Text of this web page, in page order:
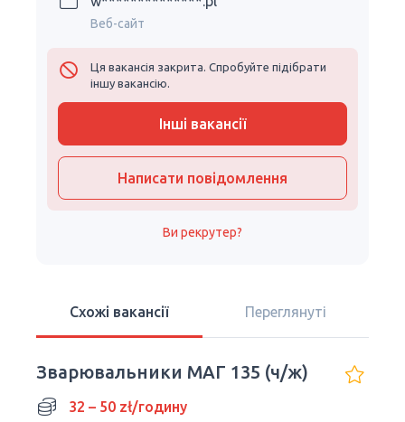
Веб-сайт
Ця вакансія закрита. Спробуйте підібрати
іншу вакансію.
Інші вакансії
Написати повідомлення
Ви рекрутер?
Схожі вакансії Переглянуті
Зварювальники МАГ 135 (ч/ж)
32 – 50 zł/годину